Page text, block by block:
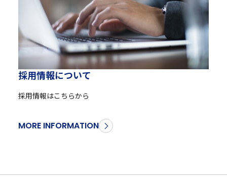
採用情報について
採用情報はこちらから
MORE INFORMATION